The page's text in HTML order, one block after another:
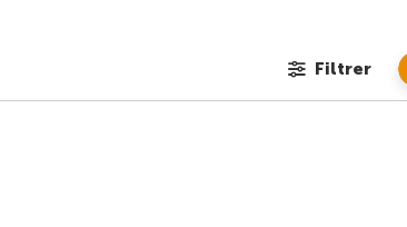
Filtrer